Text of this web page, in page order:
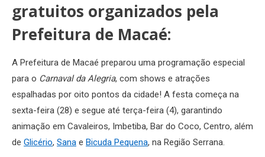
gratuitos organizados pela
Prefeitura de Macaé:
A Prefeitura de Macaé preparou uma programação especial
para o Carnaval da Alegria, com shows e atrações
espalhadas por oito pontos da cidade! A festa começa na
sexta-feira (28) e segue até terça-feira (4), garantindo
animação em Cavaleiros, Imbetiba, Bar do Coco, Centro, além
de Glicério, Sana e Bicuda Pequena, na Região Serrana.